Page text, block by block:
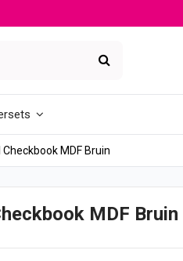
MDF Bruin
MDF Bruin